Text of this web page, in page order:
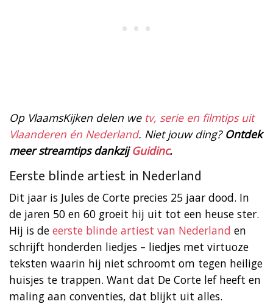
Op VlaamsKijken delen we tv, serie en filmtips uit
Vlaanderen én Nederland. Niet jouw ding? Ontdek
meer streamtips dankzijGuidinc.
Eerste blinde artiest in Nederland
Dit jaar is Jules de Corte precies 25 jaar dood. In
de jaren 50 en 60 groeit hij uit tot een heuse ster.
Hij is de eerste blinde artiest van Nederland en
schrijft honderden liedjes – liedjes met virtuoze
teksten waarin hij niet schroomt om tegen heilige
huisjes te trappen. Want dat De Corte lef heeft en
maling aan conventies, dat blijkt uit alles.